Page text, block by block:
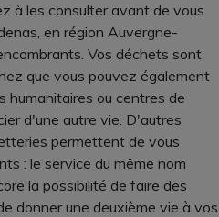
à les consulter avant de vous
en région Auvergne-
Vos déchets sont
que vous pouvez également
humanitaires ou centres de
d'une autre vie. D'autres
permettent de vous
: le service du même nom
la possibilité de faire des
donner une deuxième vie à vos